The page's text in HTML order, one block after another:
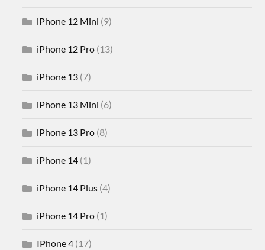
iPhone 12 Mini (9)
iPhone 12 Pro (13)
iPhone 13 (7)
iPhone 13 Mini (6)
iPhone 13 Pro (8)
iPhone 14 (1)
iPhone 14 Plus (4)
iPhone 14 Pro (1)
IPhone 4 (17)